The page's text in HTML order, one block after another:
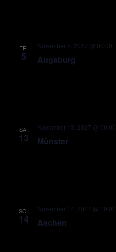
FR.
5 Augsburg
November 5, 2027 @ 00:00
SA.
13 Münster
November 13, 2027 @ 00:00
SO.
14 Aachen
November 14, 2027 @ 19:00